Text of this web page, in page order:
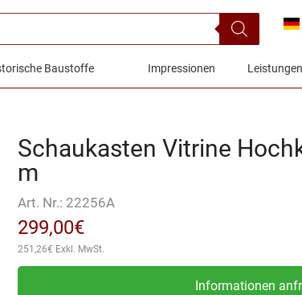
Baustoffe Impressionen Leistungen
Schaukasten Vitrine
m
Art. Nr.: 22256A
299,00€
251,26€ Exkl. MwSt.
Informationen